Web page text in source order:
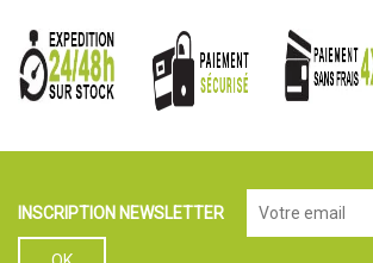
INSCRIPTION NEWSLETTER